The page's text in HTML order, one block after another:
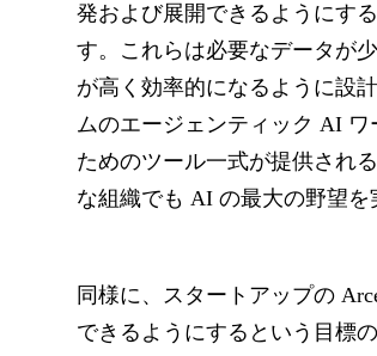
発および展開できるようにす
す。これらは必要なデータが
が高く効率的になるように設
ムのエージェンティック AI
ためのツール一式が提供され
な組織でも AI の最大の野望
同様に、スタートアップの
できるようにするという目標